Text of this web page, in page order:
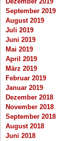
September 2019
August 2019
Juli 2019
Juni 2019
Mai 2019
April 2019
März 2019
Februar 2019
Januar 2019
Dezember 2018
November 2018
September 2018
August 2018
Juni 2018